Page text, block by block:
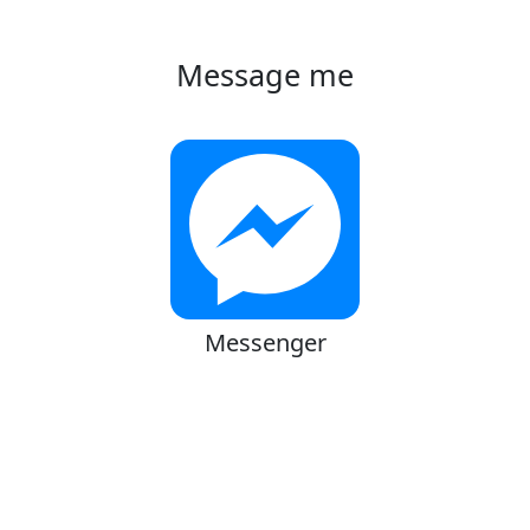
Message me
Messenger